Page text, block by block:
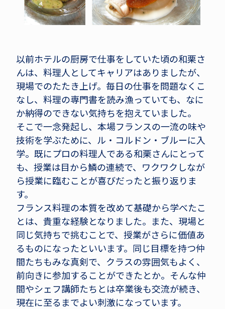
以前ホテルの厨房で仕事をしていた頃の和栗さ
んは、料理人としてキャリアはありましたが、
現場でのたたき上げ。毎日の仕事を問題なくこ
なし、料理の専門書を読み漁っていても、なに
か納得のできない気持ちを抱えていました。
そこで一念発起し、本場フランスの一流の味や
技術を学ぶために、ル・コルドン・ブルーに入
学。既にプロの料理人である和栗さんにとって
も、授業は目から鱗の連続で、ワクワクしなが
ら授業に臨むことが喜びだったと振り返りま
す。
フランス料理の本質を改めて基礎から学べたこ
とは、貴重な経験となりました。また、現場と
同じ気持ちで挑むことで、授業がさらに価値あ
るものになったといいます。同じ目標を持つ仲
間たちもみな真剣で、クラスの雰囲気もよく、
前向きに参加することができたとか。そんな仲
間やシェフ講師たちとは卒業後も交流が続き、
現在に至るまでよい刺激になっています。